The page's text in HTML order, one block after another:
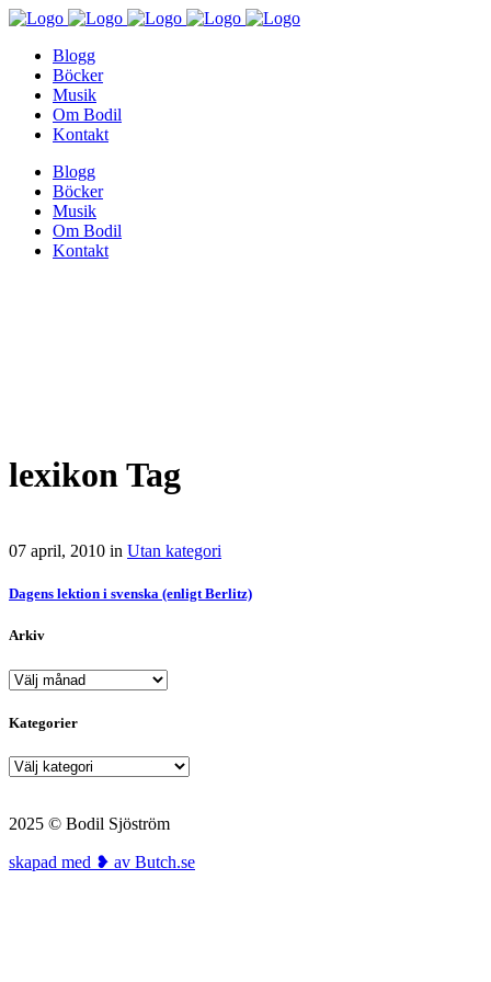
Blogg
Böcker
Musik
Om Bodil
Kontakt
Blogg
Böcker
Musik
Om Bodil
Kontakt
lexikon Tag
07 april, 2010 in Utan kategori
Dagens lektion i svenska (enligt Berlitz)
Arkiv
Arkiv
Kategorier
Kategorier
2025 © Bodil Sjöström
skapad med ❥ av Butch.se